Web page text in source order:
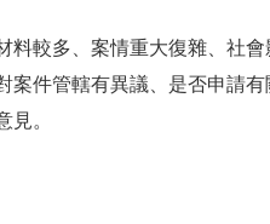
較多、案情重大復雜、社會
件管轄有異議、是否申請
。